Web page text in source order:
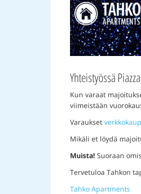
Yhteistyössä
Kun varaat
viimeistään
Varaukset
Mikäli et löydä
Muista! Suoraan
Tervetuloa Tahkon
Tahko Apartments